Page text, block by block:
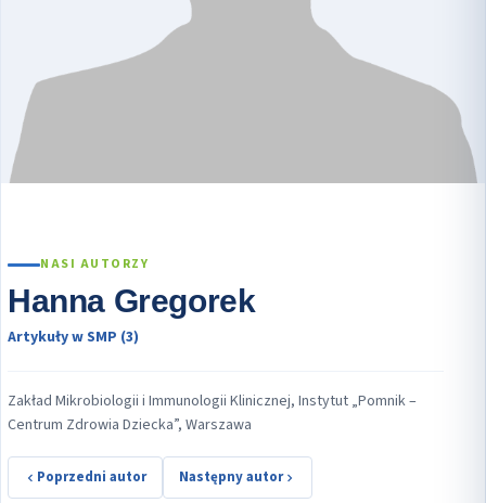
NASI AUTORZY
Hanna Gregorek
Artykuły w SMP (3)
Zakład Mikrobiologii i Immunologii Klinicznej, Instytut „Pomnik –
Centrum Zdrowia Dziecka”, Warszawa
Poprzedni autor Następny autor